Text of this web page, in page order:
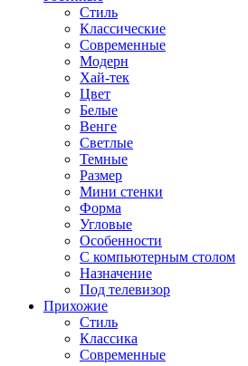
Стиль
Классические
Современные
Модерн
Хай-тек
Цвет
Белые
Венге
Светлые
Темные
Размер
Мини стенки
Форма
Угловые
Особенности
С компьютерным столом
Назначение
Под телевизор
Прихожие
Стиль
Классика
Современные